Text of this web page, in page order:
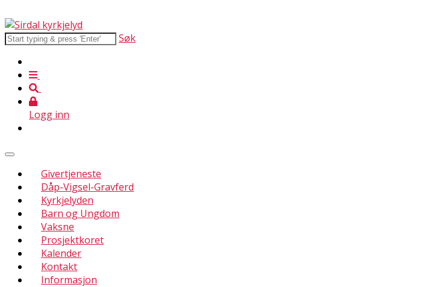
Søk
Logg inn
Givertjeneste
Dåp-Vigsel-Gravferd
Kyrkjelyden
Barn og Ungdom
Vaksne
Prosjektkoret
Kalender
Kontakt
Informasjon